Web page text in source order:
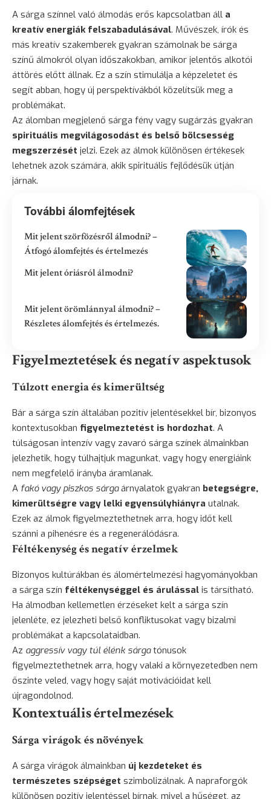
A sárga színnel való álmodás erős kapcsolatban áll a
kreatív energiák felszabadulásával. Művészek, írók és
más kreatív szakemberek gyakran számolnak be sárga
színű álmokról olyan időszakokban, amikor jelentős alkotói
áttörés előtt állnak. Ez a szín stimulálja a képzeletet és
segít abban, hogy új perspektívákból közelítsük meg a
problémákat.
Az álomban megjelenő sárga fény vagy sugárzás gyakran
spirituális megvilágosodást és belső bölcsesség
megszerzését jelzi. Ezek az álmok különösen értékesek
lehetnek azok számára, akik spirituális fejlődésük útján
járnak.
További álomfejtések
Mit jelent szörfözésről álmodni? –
Átfogó álomfejtés és értelmezés
Mit jelent óriásról álmodni?
Mit jelent örömlánnyal álmodni? –
Részletes álomfejtés és értelmezés.
Figyelmeztetések és negatív aspektusok
Túlzott energia és kimerültség
Bár a sárga szín általában pozitív jelentésekkel bír, bizonyos
kontextusokban figyelmeztetést is hordozhat. A
túlságosan intenzív vagy zavaró sárga színek álmainkban
jelezhetik, hogy túlhajtjuk magunkat, vagy hogy energiáink
nem megfelelő irányba áramlanak.
A fakó vagy piszkos sárgaárnyalatok gyakran betegségre,
kimerültségre vagy lelki egyensúlyhiányra utalnak.
Ezek az álmok figyelmeztethetnek arra, hogy időt kell
szánni a pihenésre és a regenerálódásra.
Féltékenység és negatív érzelmek
Bizonyos kultúrákban és álomértelmezési hagyományokban
a sárga szín féltékenységgel és árulással is társítható.
Ha álmodban kellemetlen érzéseket kelt a sárga szín
jelenléte, ez jelezheti belső konfliktusokat vagy bizalmi
problémákat a kapcsolataidban.
Az aggressív vagy túl élénk sárgatónusok
figyelmeztethetnek arra, hogy valaki a környezetedben nem
őszinte veled, vagy hogy saját motivációidat kell
újragondolnod.
Kontextuális értelmezések
Sárga virágok és növények
A sárga virágok álmainkban új kezdeteket és
természetes szépséget szimbolizálnak. A napraforgók
különösen pozitív jelentéssel bírnak, mivel a hűséget, az